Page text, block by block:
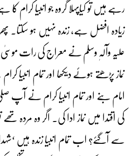
رہے ہیں تو کیاپہلا گروہ جو انبیا کرام
زیادہ افضل ہے، زندہ نہیں ہو سکتا۔ پھر
علیہ وآلہٖ وسلم نے معراج کی رات موسیٰ
نماز پڑھتے ہوئے دیکھا اور تمام انبیا
امام بنے اور تمام انبیا کرام نے آپ صلی
کی اقتدا میں نماز ادا کی۔ اگر وہ مردہ تھے
سے آگئے؟ اب تمام انبیا زندہ ہیں